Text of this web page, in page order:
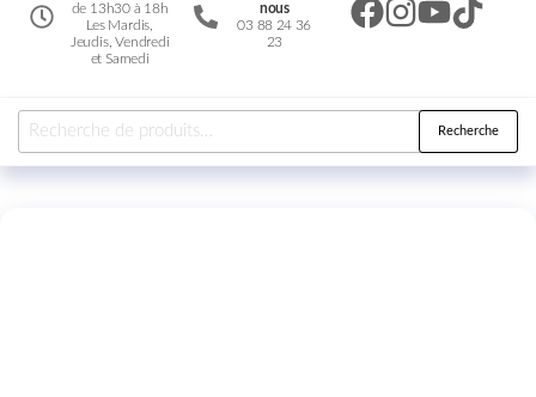
de 13h30 à 18h
Les Mardis,
Jeudis, Vendredi
et Samedi
nous
03 88 24 36
23
Recherche